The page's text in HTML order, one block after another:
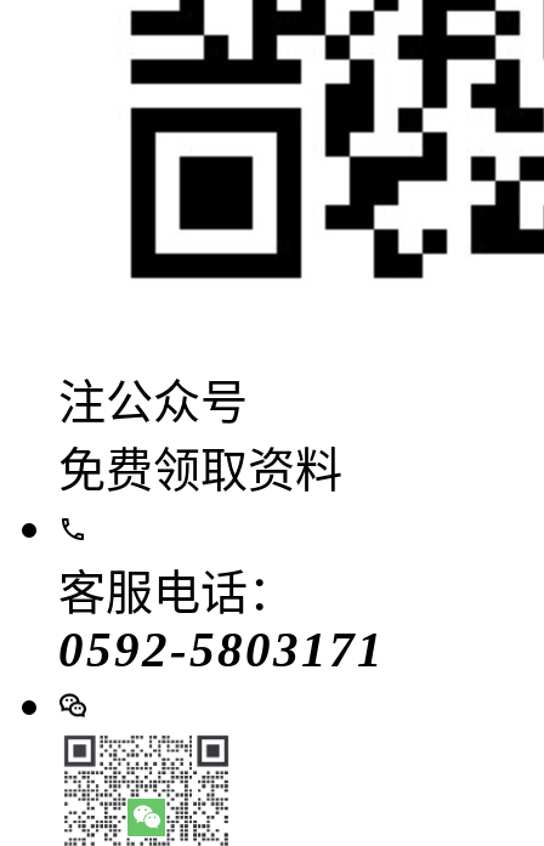
注公众号
免费领取资料
客服电话：
0592-5803171